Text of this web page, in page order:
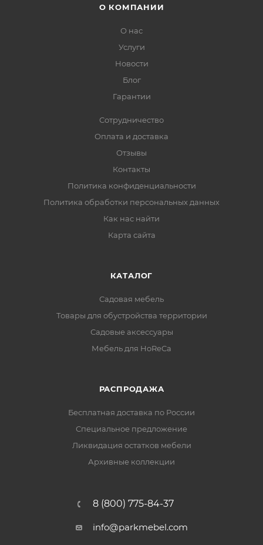
О КОМПАНИИ
О нас
Услуги
Новости
Блог
Гарантии
Сотрудничество
Оплата и доставка
Отзывы
Контакты
Политика конфиденциальности
Политика обработки персональных данных
Как нас найти
Карта сайта
КАТАЛОГ
Садовая мебель
Товары для обустройства территории
Садовые аксессуары
Мебель для HoReCa
РАСПРОДАЖА
Бесплатная доставка по России
Специальное предложение
Ликвидация остатков мебели
Архивные коллекции
8 (800) 775-84-37
info@parkmebel.com